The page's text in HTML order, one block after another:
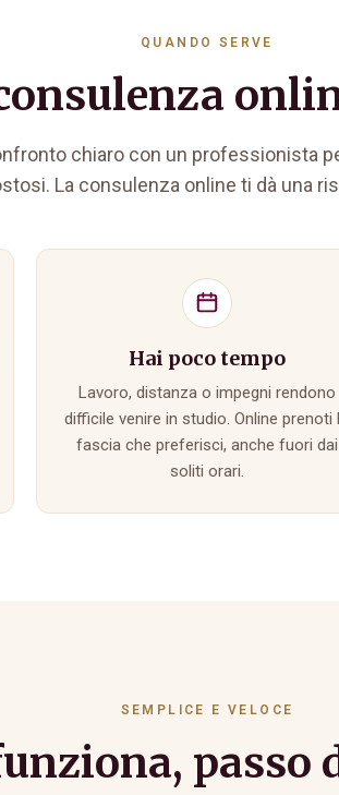
QUANDO SERVE
chiaro con un professionista
La consulenza online ti dà una
Hai poco tempo
Lavoro, distanza o impegni rendono
difficile venire in studio. Online prenoti
fascia che preferisci, anche fuori dai
soliti orari.
SEMPLICE E VELOCE
passo